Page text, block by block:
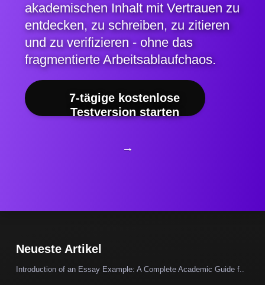
akademischen Inhalt mit Vertrauen zu
entdecken, zu schreiben, zu zitieren
und zu verifizieren - ohne das
fragmentierte Arbeitsablaufchaos.
7-tägige kostenlose
Testversion starten
→
Neueste Artikel
Introduction of an Essay Example: A Complete Academic Guide f..